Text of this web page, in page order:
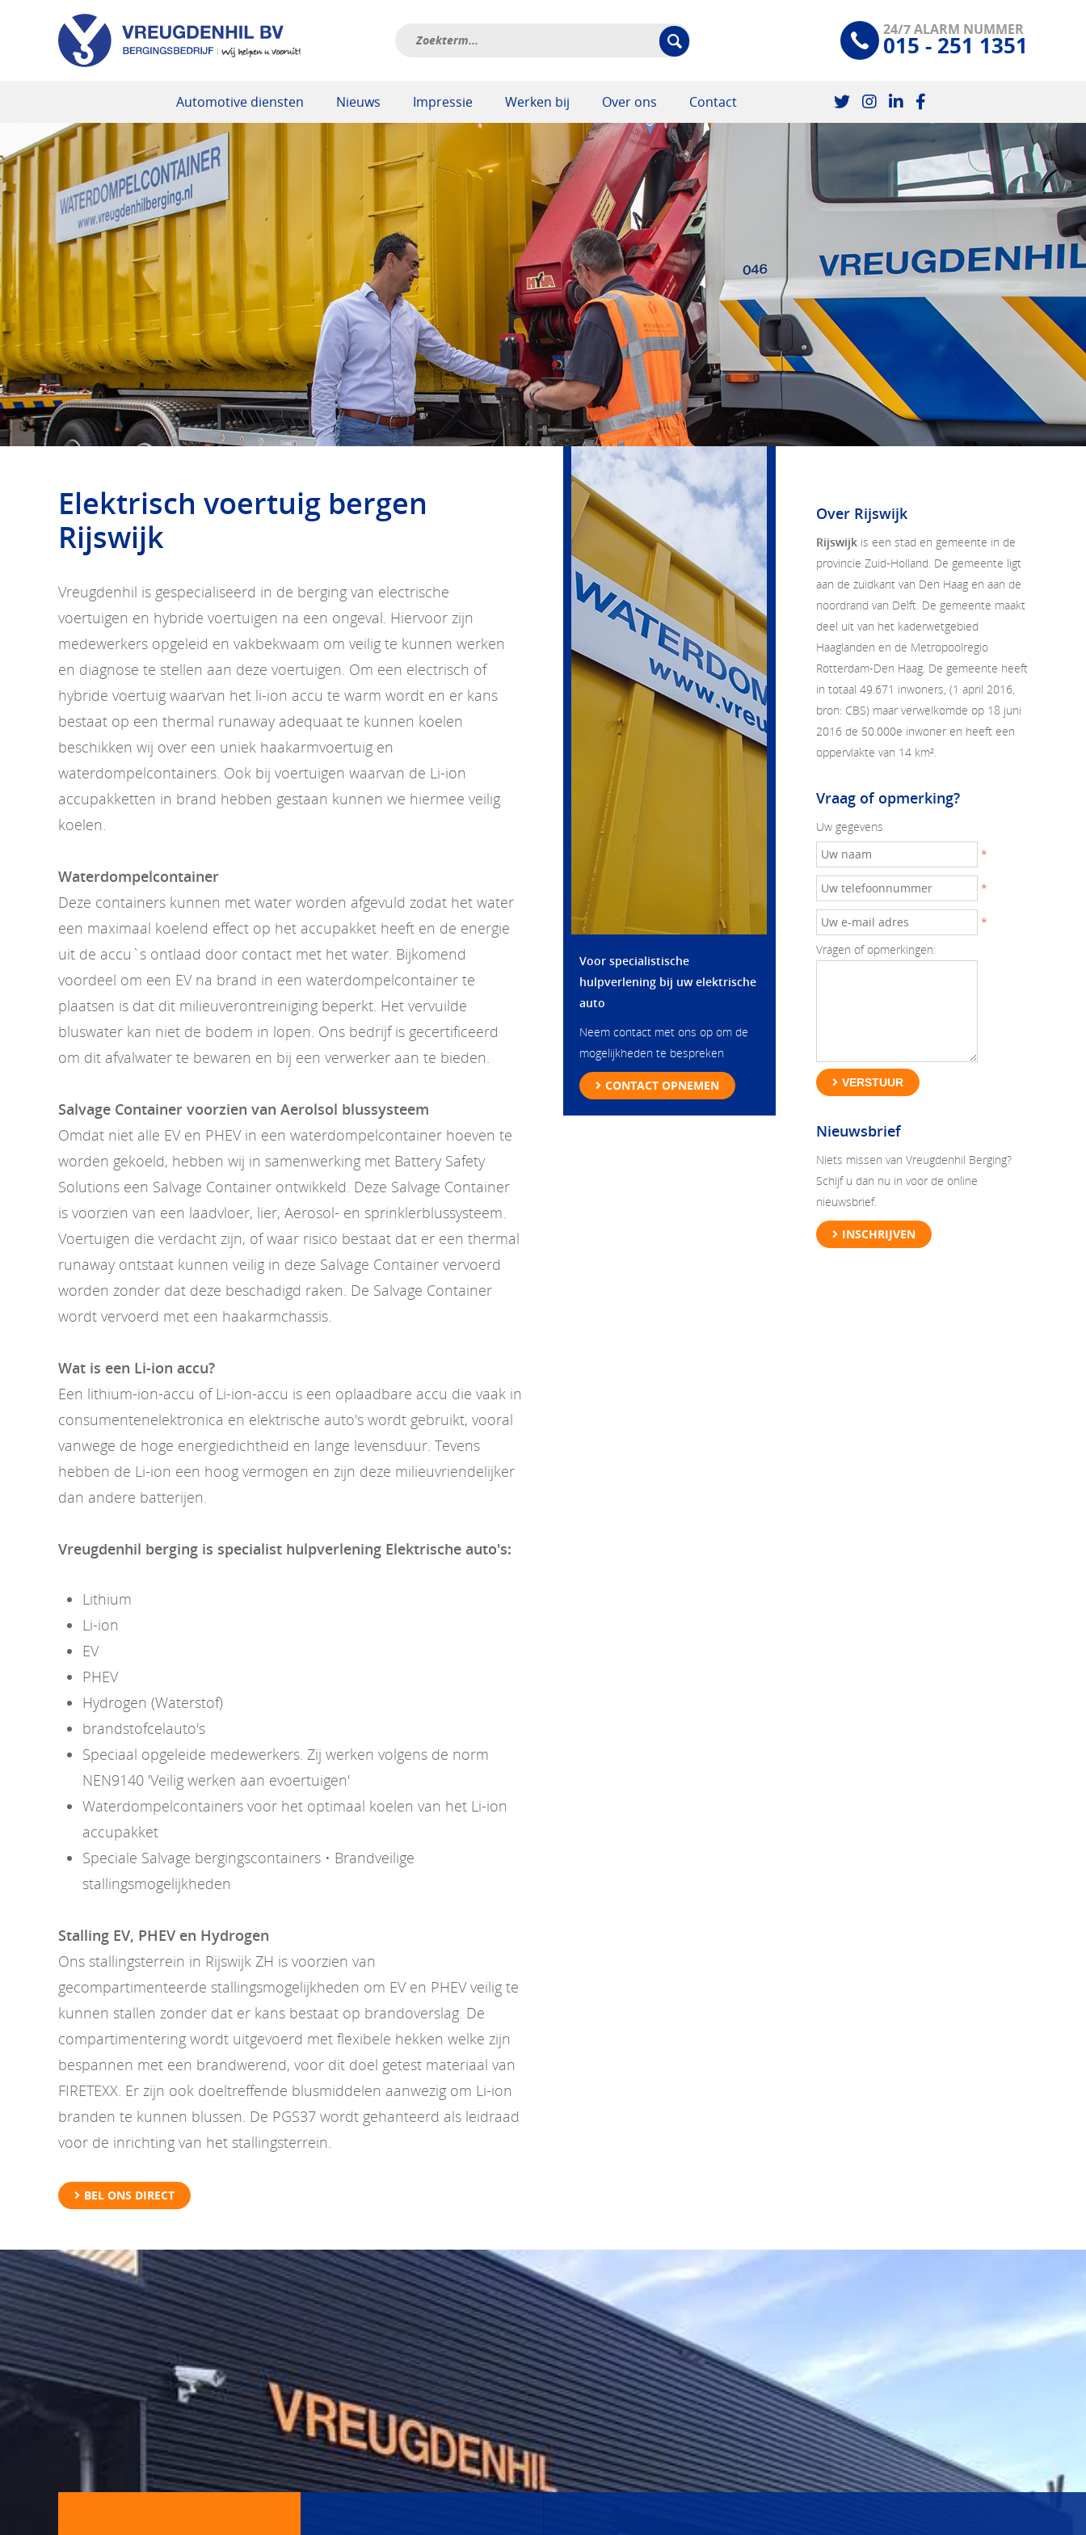
24/7 ALARM NUMMER
015 - 251 1351
Automotive diensten Nieuws Impressie Werken bij Over ons Contact
Elektrisch voertuig bergen
Rijswijk
Vreugdenhil is gespecialiseerd in de berging van electrische
voertuigen en hybride voertuigen na een ongeval. Hiervoor zijn
medewerkers opgeleid en vakbekwaam om veilig te kunnen werken
en diagnose te stellen aan deze voertuigen. Om een electrisch of
hybride voertuig waarvan het li-ion accu te warm wordt en er kans
bestaat op een thermal runaway adequaat te kunnen koelen
beschikken wij over een uniek haakarmvoertuig en
waterdompelcontainers. Ook bij voertuigen waarvan de Li-ion
accupakketten in brand hebben gestaan kunnen we hiermee veilig
koelen.
Waterdompelcontainer
Deze containers kunnen met water worden afgevuld zodat het water
een maximaal koelend effect op het accupakket heeft en de energie
uit de accu`s ontlaad door contact met het water. Bijkomend
voordeel om een EV na brand in een waterdompelcontainer te
plaatsen is dat dit milieuverontreiniging beperkt. Het vervuilde
bluswater kan niet de bodem in lopen. Ons bedrijf is gecertificeerd
om dit afvalwater te bewaren en bij een verwerker aan te bieden.
Salvage Container voorzien van Aerolsol blussysteem
Omdat niet alle EV en PHEV in een waterdompelcontainer hoeven te
worden gekoeld, hebben wij in samenwerking met Battery Safety
Solutions een Salvage Container ontwikkeld. Deze Salvage Container
is voorzien van een laadvloer, lier, Aerosol- en sprinklerblussysteem.
Voertuigen die verdacht zijn, of waar risico bestaat dat er een thermal
runaway ontstaat kunnen veilig in deze Salvage Container vervoerd
worden zonder dat deze beschadigd raken. De Salvage Container
wordt vervoerd met een haakarmchassis.
Wat is een Li-ion accu?
Een lithium-ion-accu of Li-ion-accu is een oplaadbare accu die vaak in
consumentenelektronica en elektrische auto's wordt gebruikt, vooral
vanwege de hoge energiedichtheid en lange levensduur. Tevens
hebben de Li-ion een hoog vermogen en zijn deze milieuvriendelijker
dan andere batterijen.
Vreugdenhil berging is specialist hulpverlening Elektrische auto's:
Lithium
Li-ion
EV
PHEV
Hydrogen (Waterstof)
brandstofcelauto's
Speciaal opgeleide medewerkers. Zij werken volgens de norm
NEN9140 'Veilig werken aan evoertuigen'
Waterdompelcontainers voor het optimaal koelen van het Li-ion
accupakket
Speciale Salvage bergingscontainers • Brandveilige
stallingsmogelijkheden
Stalling EV, PHEV en Hydrogen
Ons stallingsterrein in Rijswijk ZH is voorzien van
gecompartimenteerde stallingsmogelijkheden om EV en PHEV veilig te
kunnen stallen zonder dat er kans bestaat op brandoverslag. De
compartimentering wordt uitgevoerd met flexibele hekken welke zijn
bespannen met een brandwerend, voor dit doel getest materiaal van
FIRETEXX. Er zijn ook doeltreffende blusmiddelen aanwezig om Li-ion
branden te kunnen blussen. De PGS37 wordt gehanteerd als leidraad
voor de inrichting van het stallingsterrein.
BEL ONS DIRECT
Voor specialistische
hulpverlening bij uw elektrische
auto
Neem contact met ons op om de
mogelijkheden te bespreken
CONTACT OPNEMEN
Over Rijswijk
Rijswijk is een stad en gemeente in de
provincie Zuid-Holland. De gemeente ligt
aan de zuidkant van Den Haag en aan de
noordrand van Delft. De gemeente maakt
deel uit van het kaderwetgebied
Haaglanden en de Metropoolregio
Rotterdam-Den Haag. De gemeente heeft
in totaal 49.671 inwoners, (1 april 2016,
bron: CBS) maar verwelkomde op 18 juni
2016 de 50.000e inwoner en heeft een
oppervlakte van 14 km².
Vraag of opmerking?
Uw gegevens
*
*
*
Vragen of opmerkingen:
VERSTUUR
Nieuwsbrief
Niets missen van Vreugdenhil Berging?
Schijf u dan nu in voor de online
nieuwsbrief.
INSCHRIJVEN